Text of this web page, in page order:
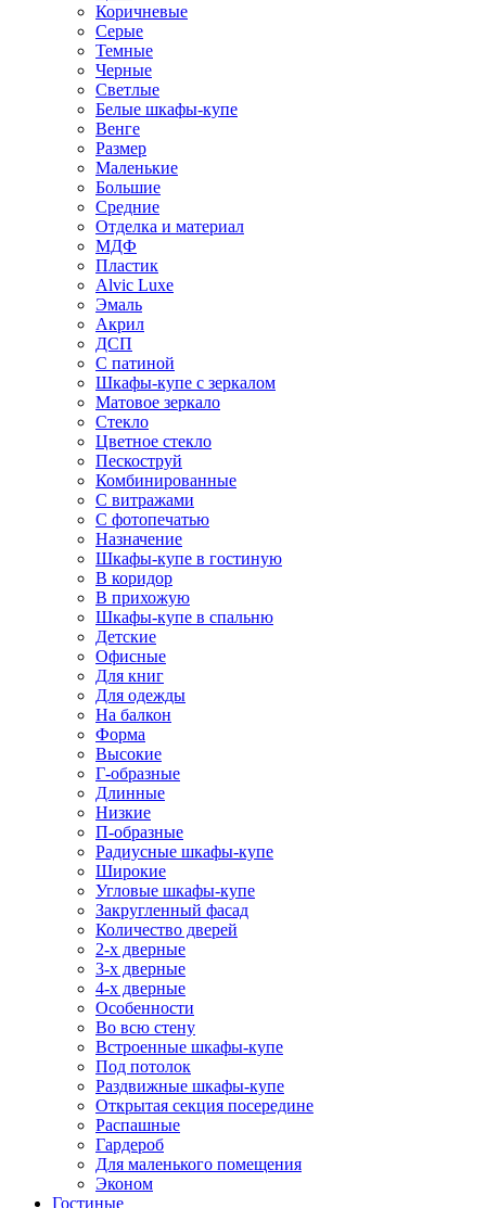
Коричневые
Серые
Темные
Черные
Светлые
Белые шкафы-купе
Венге
Размер
Маленькие
Большие
Средние
Отделка и материал
МДФ
Пластик
Alvic Luxe
Эмаль
Акрил
ДСП
С патиной
Шкафы-купе с зеркалом
Матовое зеркало
Стекло
Цветное стекло
Пескоструй
Комбинированные
С витражами
С фотопечатью
Назначение
Шкафы-купе в гостиную
В коридор
В прихожую
Шкафы-купе в спальню
Детские
Офисные
Для книг
Для одежды
На балкон
Форма
Высокие
Г-образные
Длинные
Низкие
П-образные
Радиусные шкафы-купе
Широкие
Угловые шкафы-купе
Закругленный фасад
Количество дверей
2-х дверные
3-х дверные
4-х дверные
Особенности
Во всю стену
Встроенные шкафы-купе
Под потолок
Раздвижные шкафы-купе
Открытая секция посередине
Распашные
Гардероб
Для маленького помещения
Эконом
Гостиные